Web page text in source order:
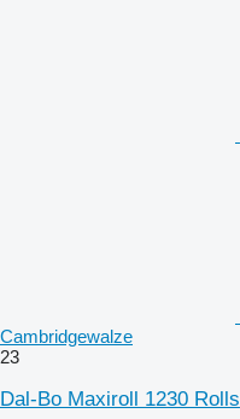
Cambridgewalze
23
Dal-Bo Maxiroll 1230 Rolls